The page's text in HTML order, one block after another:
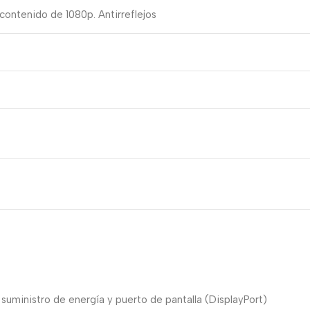
de 1080p. Antirreflejos
de energía y puerto de pantalla (DisplayPort)